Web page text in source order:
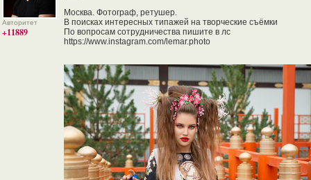
Авторитет
+11889
Москва. Фотограф, ретушер.
В поисках интересных типажей на творческие съёмки
По вопросам сотрудничества пишите в лс
https://www.instagram.com/lemar.photo